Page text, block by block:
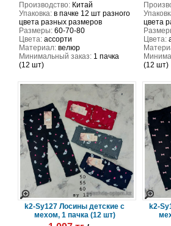
Производство:Китай
Упаковка:в пачке 12 шт разного
цвета разных размеров
Размеры:60-70-80
Цвета:ассорти
Материал:велюр
Минимальный заказ:1 пачка
(12 шт)
цвета
Цвета:
(12 шт)
k2-Sy127 Лосины детские с
мехом, 1 пачка (12 шт)
k2-